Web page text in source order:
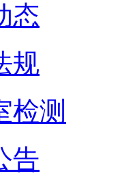
态
规
检测
告